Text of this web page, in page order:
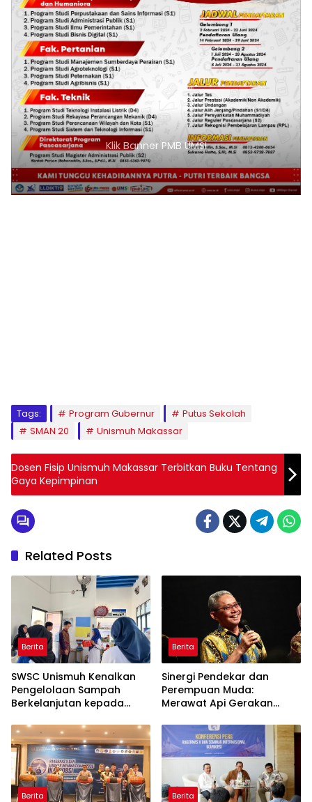
Klik Banner PMB UMSI
Tags: Program Gubernur
Putus Sekolah
SMAN 20
Unismuh Makassar
Dosen Fisip Unismuh Makassar Terbitkan Buku Tentang
Gaya Kepimpinan
Related Posts
Berita
SWSC Unismuh Kenalkan
Pengelolaan Sampah
Berkelanjutan kepada
Visit
Berita
Sinergi Pendekar dan
Perempuan Muda:
Merawat Api Gerakan
Berita Berita